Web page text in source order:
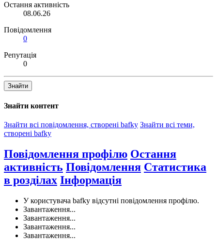
Остання активність
08.06.26
Повідомлення
0
Репутація
0
Знайти
Знайти контент
Знайти всі повідомлення, створені bafky Знайти всі теми,
створені bafky
Повідомлення профілю Остання
активність Повідомлення Статистика
в розділах Інформація
У користувача bafky відсутні повідомлення профілю.
Завантаження...
Завантаження...
Завантаження...
Завантаження...